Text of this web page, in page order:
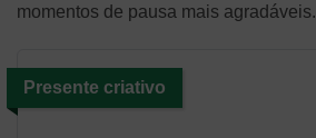
momentos de pausa mais agradáveis.
Presente criativo